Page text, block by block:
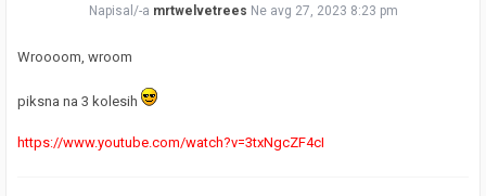
Napisal/-a mrtwelvetrees Ne avg 27, 2023 8:23 pm
Wroooom, wroom
piksna na 3 kolesih
https://www.youtube.com/watch?v=3txNgcZF4cI